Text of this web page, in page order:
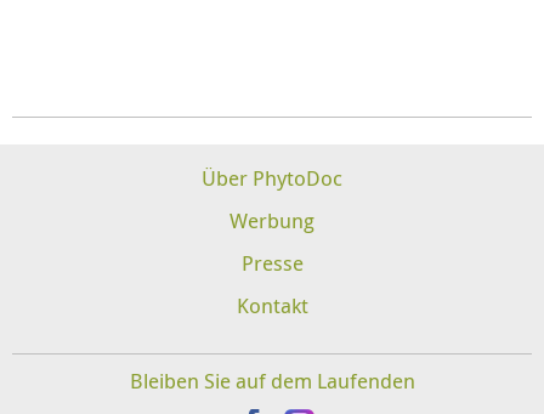
Über PhytoDoc
Werbung
Presse
Kontakt
Bleiben Sie auf dem Laufenden